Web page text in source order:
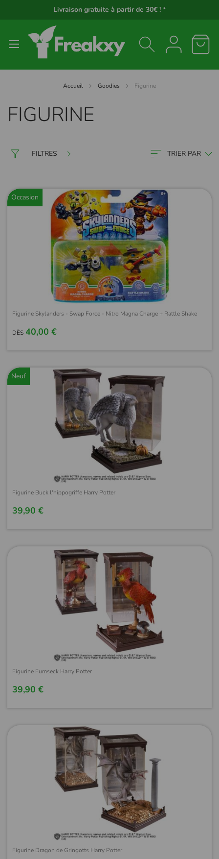
Livraison gratuite à partir de 30€ ! *
Accueil Goodies Figurine
FIGURINE
FILTRES TRIER PAR
Occasion
Figurine Skylanders - Swap Force - Nitro Magna Charge + Rattle Shake
DÈS 40,00 €
Neuf
Figurine Buck l'hippogriffe Harry Potter
39,90 €
Figurine Fumseck Harry Potter
39,90 €
Figurine Dragon de Gringotts Harry Potter
Panneau de gestion des cookies